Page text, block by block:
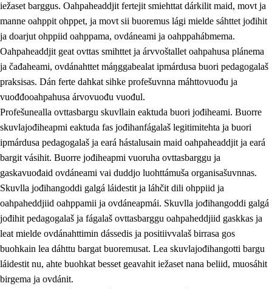
iežaset barggus. Oahpaheaddjit fertejit smiehttat dárkilit maid, movt ja
manne oahppit ohppet, ja movt sii buoremus lági mielde sáhttet jođihit
ja doarjut ohppiid oahppama, ovdáneami ja oahppahábmema.
Oahpaheaddjit geat ovttas smihttet ja árvvoštallet oahpahusa plánema
ja čađaheami, ovdánahttet máŋggabealat ipmárdusa buori pedagogalaš
praksisas. Dán ferte dahkat sihke profešuvnna máhttovuođu ja
vuođđooahpahusa árvovuođu vuođul.
Profešunealla ovttasbargu skuvllain eaktuda buori jođiheami. Buorre
skuvlajođiheapmi eaktuda fas jođihanfágalaš legitimitehta ja buori
ipmárdusa pedagogalaš ja eará hástalusain maid oahpaheaddjit ja eará
bargit vásihit. Buorre jođiheapmi vuoruha ovttasbarggu ja
gaskavuođaid ovdáneami vai duddjo luohttámuša organisašuvnnas.
Skuvlla jođihangoddi galgá láidestit ja láhčit dili ohppiid ja
oahpaheddjiid oahppamii ja ovdáneapmái. Skuvlla jođihangoddi galgá
jođihit pedagogalaš ja fágalaš ovttasbarggu oahpaheddjiid gaskkas ja
leat mielde ovdánahttimin dássedis ja positiivvalaš birrasa gos
buohkain lea dáhttu bargat buoremusat. Lea skuvlajođihangotti bargu
láidestit nu, ahte buohkat besset geavahit iežaset nana beliid, muosáhit
birgema ja ovdánit.